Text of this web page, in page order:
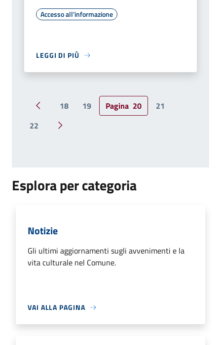
Accesso all'informazione
LEGGI DI PIÙ
Pagina precedente
18 19 Pagina 20
21
22
Pagina successiva
Esplora per categoria
Notizie
Gli ultimi aggiornamenti sugli avvenimenti e la
vita culturale nel Comune.
VAI ALLA PAGINA